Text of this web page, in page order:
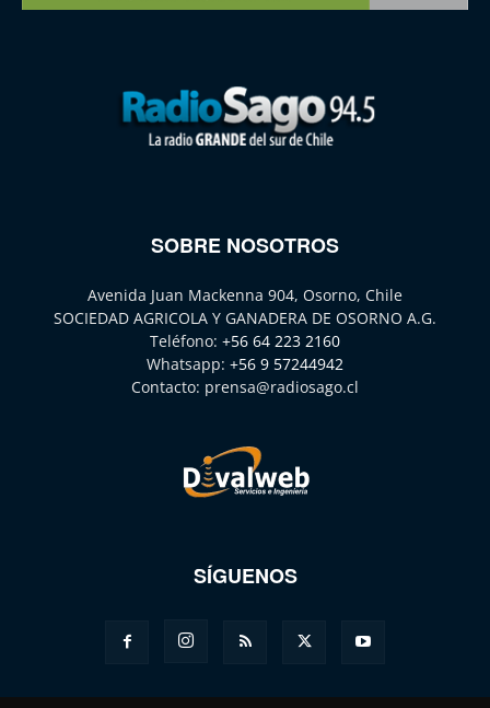
SOBRE NOSOTROS
Avenida Juan Mackenna 904, Osorno, Chile
SOCIEDAD AGRICOLA Y GANADERA DE OSORNO A.G.
Teléfono: +56 64 223 2160
Whatsapp: +56 9 57244942
Contacto: prensa@radiosago.cl
SÍGUENOS